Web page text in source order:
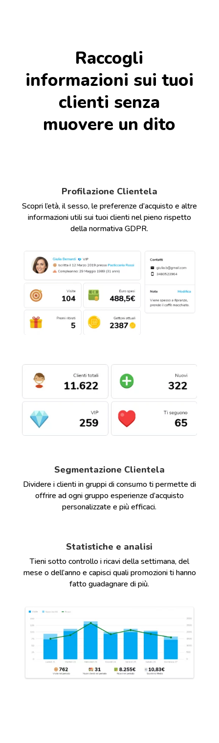
Raccogli
informazioni sui tuoi
clienti senza
muovere un dito
Profilazione Clientela
Scopri l’età, il sesso, le preferenze d’acquisto e altre
informazioni utili sui tuoi clienti nel pieno rispetto
della normativa GDPR.
Segmentazione Clientela
Dividere i clienti in gruppi di consumo ti permette di
offrire ad ogni gruppo esperienze d’acquisto
personalizzate e più efficaci.
Statistiche e analisi
Tieni sotto controllo i ricavi della settimana, del
mese o dell’anno e capisci quali promozioni ti hanno
fatto guadagnare di più.